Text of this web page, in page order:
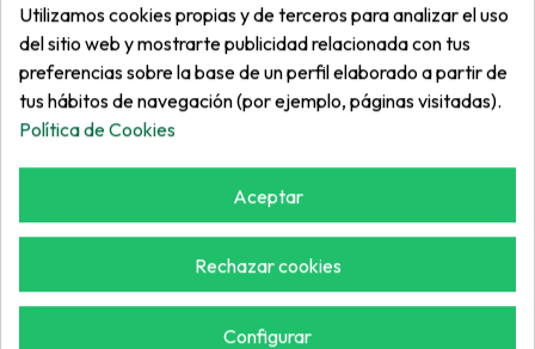
Más de "Cadena"
Utilizamos cookies propias y de terceros para analizar el uso
del sitio web y mostrarte publicidad relacionada con tus
preferencias sobre la base de un perfil elaborado a partir de
tus hábitos de navegación (por ejemplo, páginas visitadas).
Política de Cookies
Aceptar
Rechazar cookies
Configurar